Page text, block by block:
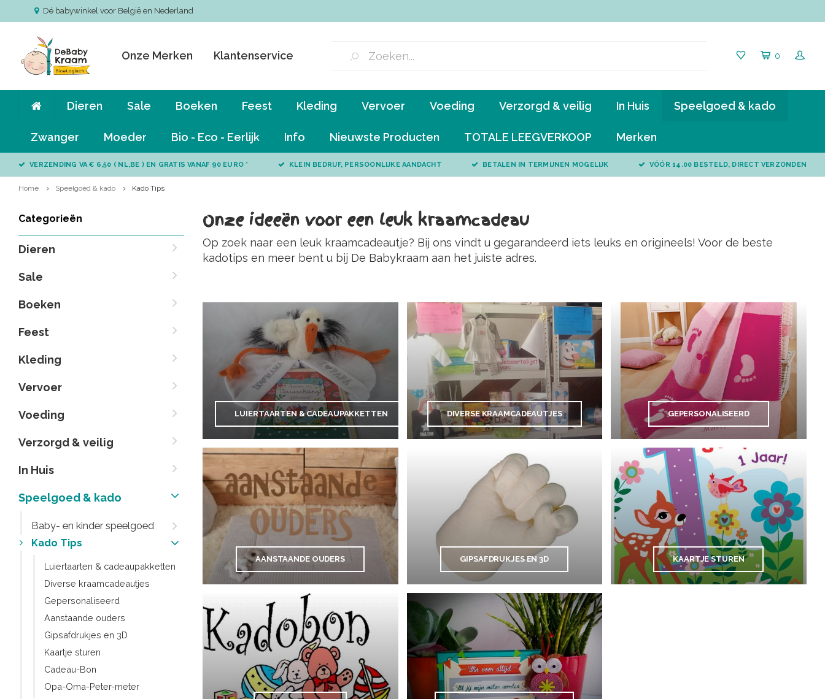
Dé babywinkel voor België en Nederland
Onze Merken Klantenservice 0
Dieren Sale Boeken Feest Kleding Vervoer Voeding Verzorgd & veilig In Huis Speelgoed & kado
Zwanger Moeder Bio - Eco - Eerlijk Info Nieuwste Producten TOTALE LEEGVERKOOP Merken
VERZENDING VA € 6,50 ( NL,BE ) EN GRATIS VANAF 90 EURO * KLEIN BEDRIJF, PERSOONLIJKE AANDACHT BETALEN IN TERMIJNEN MOGELIJK VÓÓR 14.00 BESTELD, DIRECT VERZONDEN
Home Speelgoed & kado Kado Tips
Categorieën
Dieren
Sale
Boeken
Feest
Kleding
Vervoer
Voeding
Verzorgd & veilig
In Huis
Speelgoed & kado
Baby- en kinder speelgoed
Kado Tips
Luiertaarten & cadeaupakketten
Diverse kraamcadeautjes
Gepersonaliseerd
Aanstaande ouders
Gipsafdrukjes en 3D
Kaartje sturen
Cadeau-Bon
Opa-Oma-Peter-meter
Onze ideeën voor een leuk kraamcadeau
Op zoek naar een leuk kraamcadeautje? Bij ons vindt u gegarandeerd iets leuks en origineels! Voor de beste
kadotips en meer bent u bij De Babykraam aan het juiste adres.
LUIERTAARTEN & CADEAUPAKKETTEN DIVERSE KRAAMCADEAUTJES GEPERSONALISEERD
AANSTAANDE OUDERS GIPSAFDRUKJES EN 3D KAARTJE STUREN